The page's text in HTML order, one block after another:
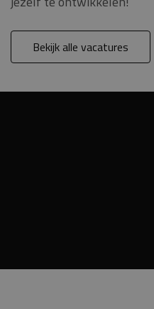
Bekijk alle vacatures